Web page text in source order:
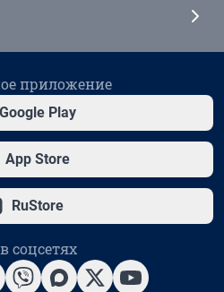
приложение
Google Play
App Store
RuStore
соцсетях